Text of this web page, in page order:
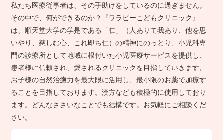
私たち医療従事者は、その手助けをしているのに過ぎません。
その中で、何ができるのか？『ワラビーこどもクリニック』
は、順天堂大学の学是である「仁」（人ありて我あり、他を思
いやり、慈しむ心、これ即ち仁）の精神にのっとり、小児科専
門の診療所として地域に根付いた小児医療サービスを提供し、
患者様に信頼され、愛されるクリニックを目指していきます。
お子様の自然治癒力を最大限に活用し、最小限のお薬で加療す
ることを目指しております。漢方なども積極的に使用しており
ます。どんなささいなことでも結構です。お気軽にご相談くだ
さい。